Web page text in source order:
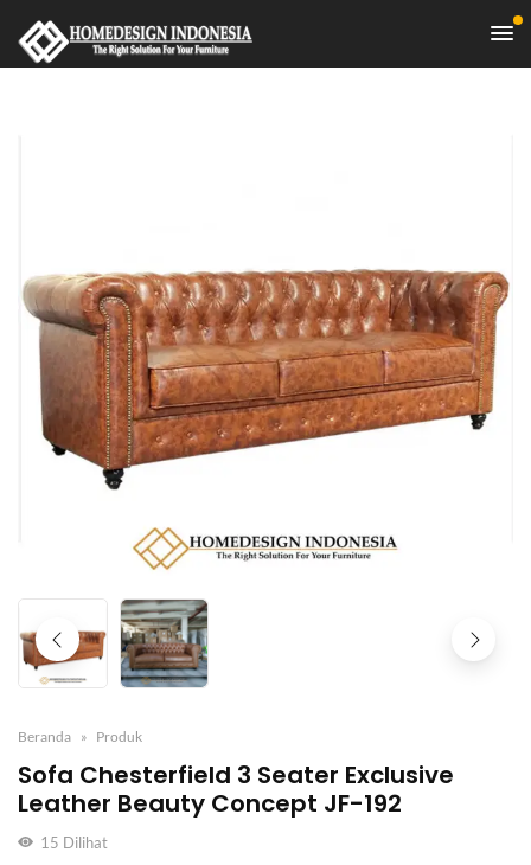
Beranda Produk
Sofa Chesterfield 3 Seater Exclusive
Leather Beauty Concept JF-192
15 Dilihat